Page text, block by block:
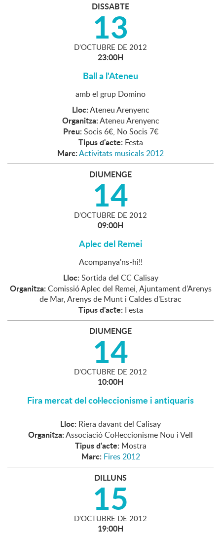
DISSABTE
13
D'OCTUBRE DE 2012
23:00H
Ball a l'Ateneu
amb el grup Domino
Lloc:Ateneu Arenyenc
Organitza:Ateneu Arenyenc
Preu: Socis 6€, No Socis 7€
Tipus d'acte: Festa
Marc:Activitats musicals 2012
DIUMENGE
14
D'OCTUBRE DE 2012
09:00H
Aplec del Remei
Acompanya'ns-hi!!
Lloc: Sortida del CC Calisay
Organitza: Comissió Aplec del Remei, Ajuntament d'Arenys
de Mar, Arenys de Munt i Caldes d'Estrac
Tipus d'acte: Festa
DIUMENGE
14
D'OCTUBRE DE 2012
10:00H
Fira mercat del col·leccionisme i antiquaris
Lloc: Riera davant del Calisay
Organitza:Associació Col·leccionisme Nou i Vell
Tipus d'acte: Mostra
Marc: Fires 2012
DILLUNS
15
D'OCTUBRE DE 2012
19:00H